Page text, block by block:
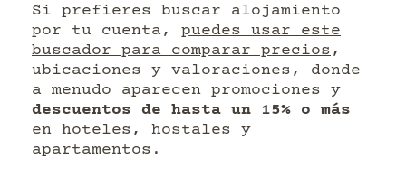
Si prefieres buscar alojamiento
por tu cuenta, puedes usar este
buscador para comparar precios ,
ubicaciones y valoraciones, donde
a menudo aparecen promociones y
descuentos de hasta un 15% o más
en hoteles, hostales y
apartamentos.